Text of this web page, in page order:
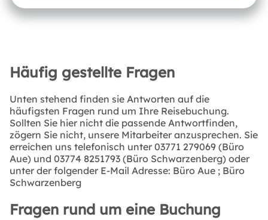
Häufig gestellte Fragen
Unten stehend finden sie Antworten auf die
häufigsten Fragen rund um Ihre Reisebuchung.
Sollten Sie hier nicht die passende Antwortfinden,
zögern Sie nicht, unsere Mitarbeiter anzusprechen. Sie
erreichen uns telefonisch unter 03771 279069 (Büro
Aue) und 03774 8251793 (Büro Schwarzenberg) oder
unter der folgender E-Mail Adresse: Büro Aue ; Büro
Schwarzenberg
Fragen rund um eine Buchung